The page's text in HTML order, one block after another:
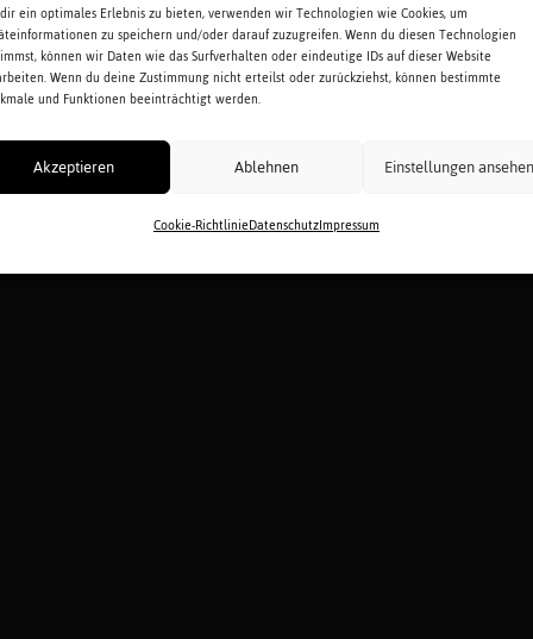
ein optimales Erlebnis zu bieten, verwenden wir Technologien wie Cookies, um
zu speichern und/oder darauf zuzugreifen. Wenn du diesen Technologien
können wir Daten wie das Surfverhalten oder eindeutige IDs auf dieser Website
Wenn du deine Zustimmung nicht erteilst oder zurückziehst, können bestimmte
und Funktionen beeinträchtigt werden.
Akzeptieren Ablehnen Einstellungen ansehen
Cookie-RichtlinieDatenschutzImpressum